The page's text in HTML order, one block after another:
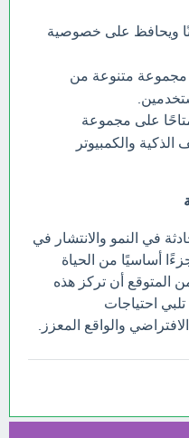
ويحافظ على خصوصية
مجموعة متنوعة من
على مجموعة
والكمبيوتر
في النمو والانتشار في
أساسيًا من الحياة
المتوقع أن تركز هذه
احتياجات
والواقع المعزز.